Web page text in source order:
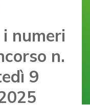
numeri
n.
9